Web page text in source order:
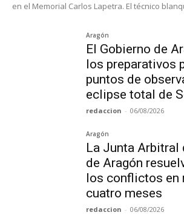
en el Memorial Carlos Lapetra. El técnico
Aragón
El Gobierno de
los preparativos
puntos de
eclipse total de
redaccion - 06/08/2026
Aragón
La Junta Arbitral
de Aragón
los conflictos en
cuatro meses
redaccion - 06/08/2026